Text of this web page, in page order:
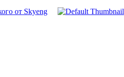
от Skyeng